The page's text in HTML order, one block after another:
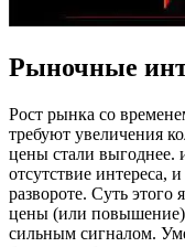
Рыночные
Рост рынка со
требуют увеличения
цены стали выгоднее.
отсутствие интереса,
развороте. Суть этого
цены (или повышение)
сильным сигналом.